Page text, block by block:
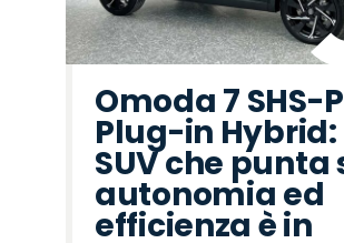
Omoda 7 SHS-P
Plug-in Hybrid:
SUV che punta
autonomia ed
efficienza è in